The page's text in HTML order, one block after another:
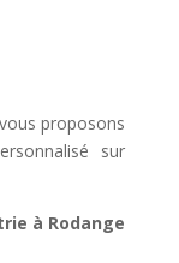
proposons
sur
à Rodange